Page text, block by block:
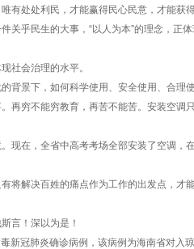
处处利民，才能赢得民心民意，才能获
乎民生的大事，“以人为本”的理念，正
社会治理的水平。
景下，如何科学使用、安全使用、合理
穷不能穷教育，再苦不能苦。安装空调
在，全省中高考考场全部安装了空调，
解决百姓的痛点作为工作的出发点，才
言！深以为是！
冠肺炎确诊病例，该病例为海南省对入